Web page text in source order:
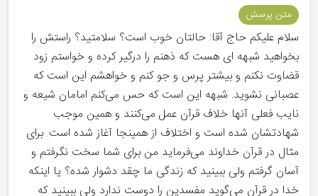
متن پرسش
سلام علیکم حاج آقا: حالتان خوب است؟ سلامتید؟ راستش را
بخواهید شبهه ای هست که ذهنم را درگیر کرده و خواستم زود
قضاوت نکنم و بیشتر پرس و جو کنم و خواهشم این است که
عصبانی نشوید. شبهه این است که حس می‌کنم امامان شیعه و
نایب فعلی آنها خلاف قرآن عمل می‌کنند و همین موجب
شهادتشان شده است و اختلاف از همینجا آغاز شده است. برای
مثال در قرآن خداوند می‌فرماید من برای شما سخت نگرفتم و
آسان گرفتم ولی ببینید که زندگی ما چقد دشوار شده؟ یا اینکه
خدا در قرآن می‌گوید مفسدین را دوست ندارد ولی ببینید که